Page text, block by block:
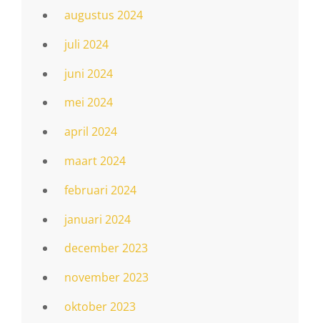
augustus 2024
juli 2024
juni 2024
mei 2024
april 2024
maart 2024
februari 2024
januari 2024
december 2023
november 2023
oktober 2023